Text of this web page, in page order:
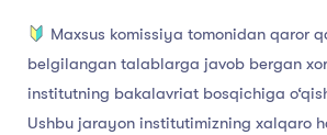
Maxsus komissiya tomonidan qaror
belgilangan talablarga javob bergan
institutning bakalavriat bosqichiga
Ushbu jarayon institutimizning xalqaro